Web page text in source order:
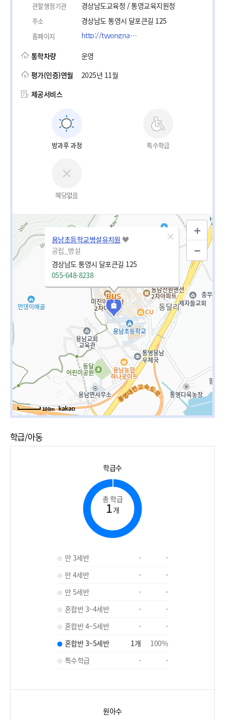
관할행정기관 경상남도교육청 / 통영교육지원청
주소 경상남도 통영시 달포큰길 125
홈페이지 http://tyyongnam-p.gne.go.kr
통학차량
운영
평가(인증)연월
2025년 11월
제공서비스
방과후 과정 특수학급
해당없음
용남초등학교병설유치원
공립_병설
경상남도 통영시 달포큰길 125
055-648-8238
100m
학급/아동
학급수
총 학급
1개
만 3세반 -
-
만 4세반
-
-
만 5세반
-
-
혼합반 3~4세반
-
-
혼합반 4~5세반
-
-
혼합반 3~5세반
1개 100%
특수학급
- -
원아수